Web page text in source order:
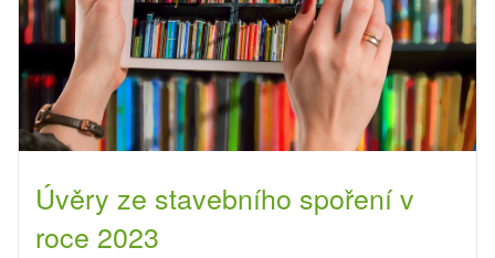
Úvěry ze stavebního spoření v
roce 2023